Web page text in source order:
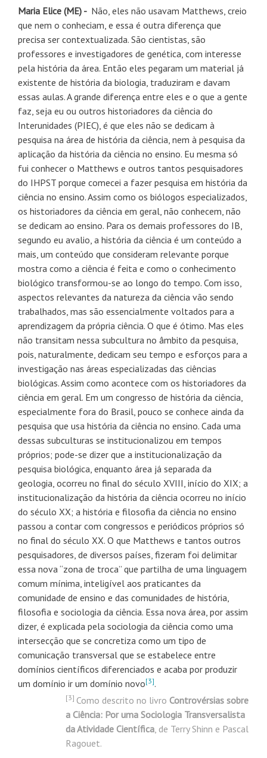
Maria Elice (ME) - Não, eles não usavam Matthews, creio
que nem o conheciam, e essa é outra diferença que
precisa ser contextualizada. São cientistas, são
professores e investigadores de genética, com interesse
pela história da área. Então eles pegaram um material já
existente de história da biologia, traduziram e davam
essas aulas. A grande diferença entre eles e o que a gente
faz, seja eu ou outros historiadores da ciência do
Interunidades (PIEC), é que eles não se dedicam à
pesquisa na área de história da ciência, nem à pesquisa da
aplicação da história da ciência no ensino. Eu mesma só
fui conhecer o Matthews e outros tantos pesquisadores
do IHPST porque comecei a fazer pesquisa em história da
ciência no ensino. Assim como os biólogos especializados,
os historiadores da ciência em geral, não conhecem, não
se dedicam ao ensino. Para os demais professores do IB,
segundo eu avalio, a história da ciência é um conteúdo a
mais, um conteúdo que consideram relevante porque
mostra como a ciência é feita e como o conhecimento
biológico transformou-se ao longo do tempo. Com isso,
aspectos relevantes da natureza da ciência vão sendo
trabalhados, mas são essencialmente voltados para a
aprendizagem da própria ciência. O que é ótimo. Mas eles
não transitam nessa subcultura no âmbito da pesquisa,
pois, naturalmente, dedicam seu tempo e esforços para a
investigação nas áreas especializadas das ciências
biológicas. Assim como acontece com os historiadores da
ciência em geral. Em um congresso de história da ciência,
especialmente fora do Brasil, pouco se conhece ainda da
pesquisa que usa história da ciência no ensino. Cada uma
dessas subculturas se institucionalizou em tempos
próprios; pode-se dizer que a institucionalização da
pesquisa biológica, enquanto área já separada da
geologia, ocorreu no final do século XVIII, início do XIX; a
institucionalização da história da ciência ocorreu no início
do século XX; a história e filosofia da ciência no ensino
passou a contar com congressos e periódicos próprios só
no final do século XX. O que Matthews e tantos outros
pesquisadores, de diversos países, fizeram foi delimitar
essa nova “zona de troca” que partilha de uma linguagem
comum mínima, inteligível aos praticantes da
comunidade de ensino e das comunidades de história,
filosofia e sociologia da ciência. Essa nova área, por assim
dizer, é explicada pela sociologia da ciência como uma
intersecção que se concretiza como um tipo de
comunicação transversal que se estabelece entre
domínios científicos diferenciados e acaba por produzir
um domínio ir um domínio novo[3].
[3] Como descrito no livro Controvérsias sobre
a Ciência: Por uma Sociologia Transversalista
da Atividade Científica, de Terry Shinn e Pascal
Ragouet.